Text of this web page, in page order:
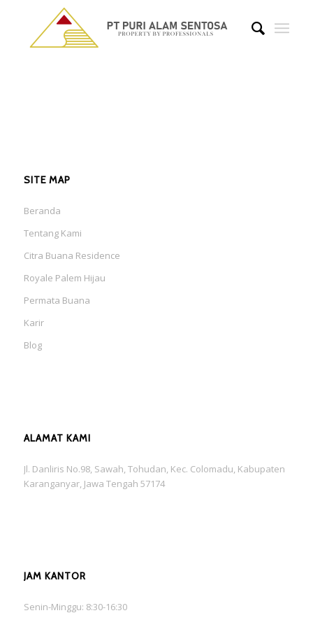
SITE MAP
Beranda
Tentang Kami
Citra Buana Residence
Royale Palem Hijau
Permata Buana
Karir
Blog
ALAMAT KAMI
Jl. Danliris No.98, Sawah, Tohudan, Kec. Colomadu, Kabupaten
Karanganyar, Jawa Tengah 57174
JAM KANTOR
Senin-Minggu: 8:30-16:30